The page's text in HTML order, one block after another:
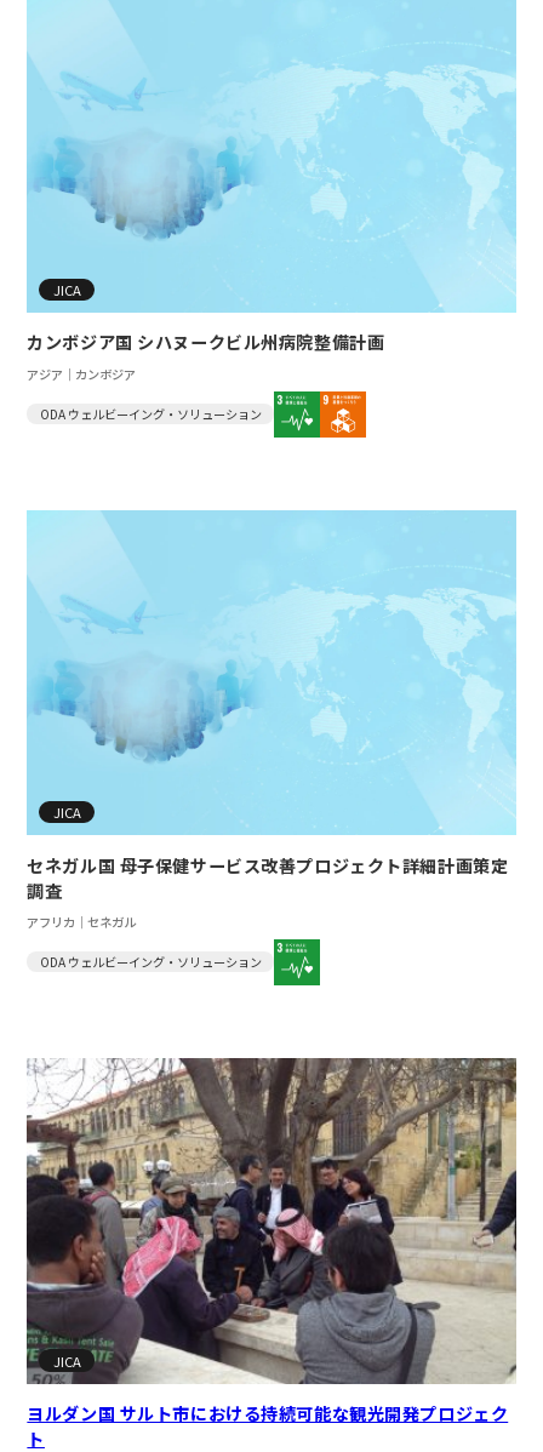
JICA
カンボジア国 シハヌークビル州病院整備計画
アジア｜カンボジア
ODA ウェルビーイング・ソリューション
JICA
セネガル国 母子保健サービス改善プロジェクト詳細計画策定
調査
アフリカ｜セネガル
ODA ウェルビーイング・ソリューション
JICA
ヨルダン国 サルト市における持続可能な観光開発プロジェク
ト